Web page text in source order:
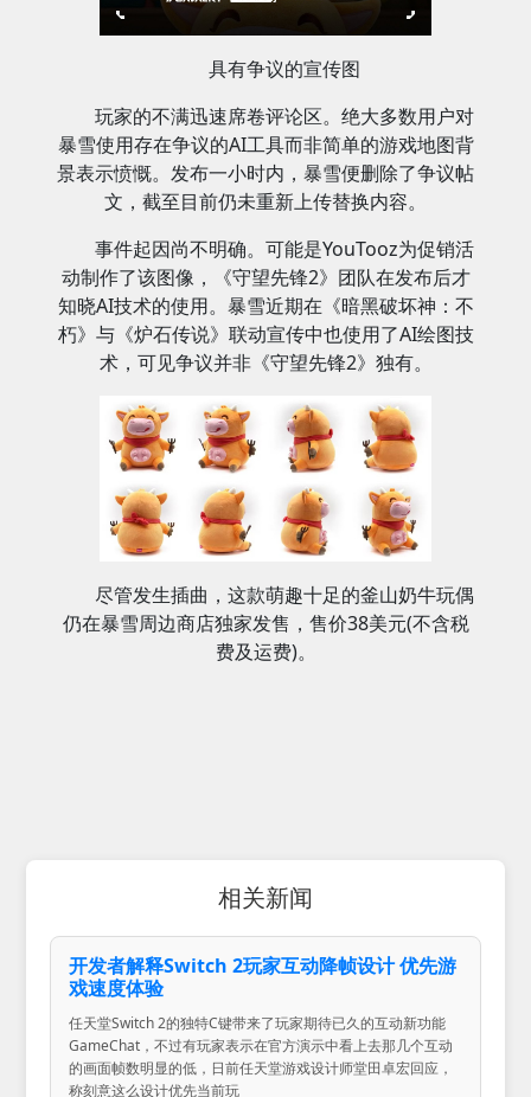
具有争议的宣传图
玩家的不满迅速席卷评论区。绝大多数用户对
暴雪使用存在争议的AI工具而非简单的游戏地图背
景表示愤慨。发布一小时内，暴雪便删除了争议帖
文，截至目前仍未重新上传替换内容。
事件起因尚不明确。可能是YouTooz为促销活
动制作了该图像，《守望先锋2》团队在发布后才
知晓AI技术的使用。暴雪近期在《暗黑破坏神：不
朽》与《炉石传说》联动宣传中也使用了AI绘图技
术，可见争议并非《守望先锋2》独有。
尽管发生插曲，这款萌趣十足的釜山奶牛玩偶
仍在暴雪周边商店独家发售，售价38美元(不含税
费及运费)。
相关新闻
开发者解释Switch 2玩家互动降帧设计 优先游
戏速度体验
任天堂Switch 2的独特C键带来了玩家期待已久的互动新功能
GameChat，不过有玩家表示在官方演示中看上去那几个互动
的画面帧数明显的低，日前任天堂游戏设计师堂田卓宏回应，
称刻意这么设计优先当前玩